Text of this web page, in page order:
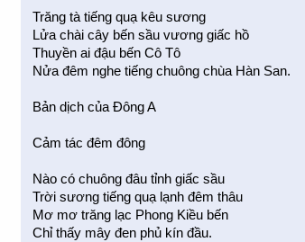
Trăng tà tiếng quạ kêu sương
Lửa chài cây bến sầu vương giấc hồ
Thuyền ai đậu bến Cô Tô
Nửa đêm nghe tiếng chuông chùa Hàn San.
Bản dịch của Đông A
Cảm tác đêm đông
Nào có chuông đâu tỉnh giấc sầu
Trời sương tiếng quạ lạnh đêm thâu
Mơ mơ trăng lạc Phong Kiều bến
Chỉ thấy mây đen phủ kín đầu.